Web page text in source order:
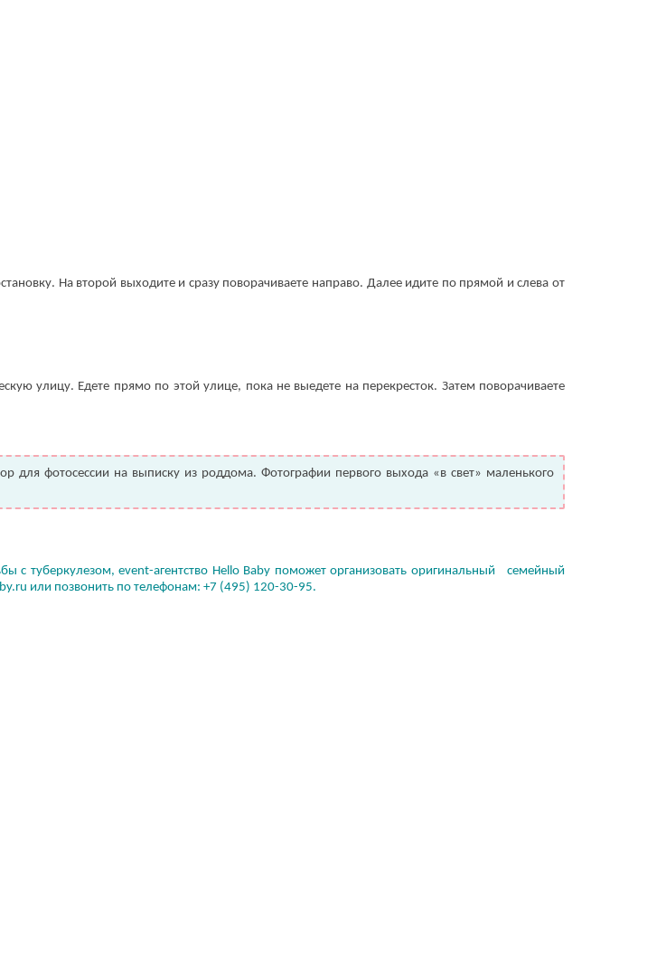
На второй выходите и сразу поворачиваете направо. Далее идите по прямой и слева от
улицу. Едете прямо по этой улице, пока не выедете на перекресток. Затем поворачиваете
для фотосессии на выписку из роддома. Фотографии первого выхода «в свет» маленького
туберкулезом, event-агентство Hello Baby поможет организовать оригинальный семейный
или позвонить по телефонам: +7 (495) 120-30-95.